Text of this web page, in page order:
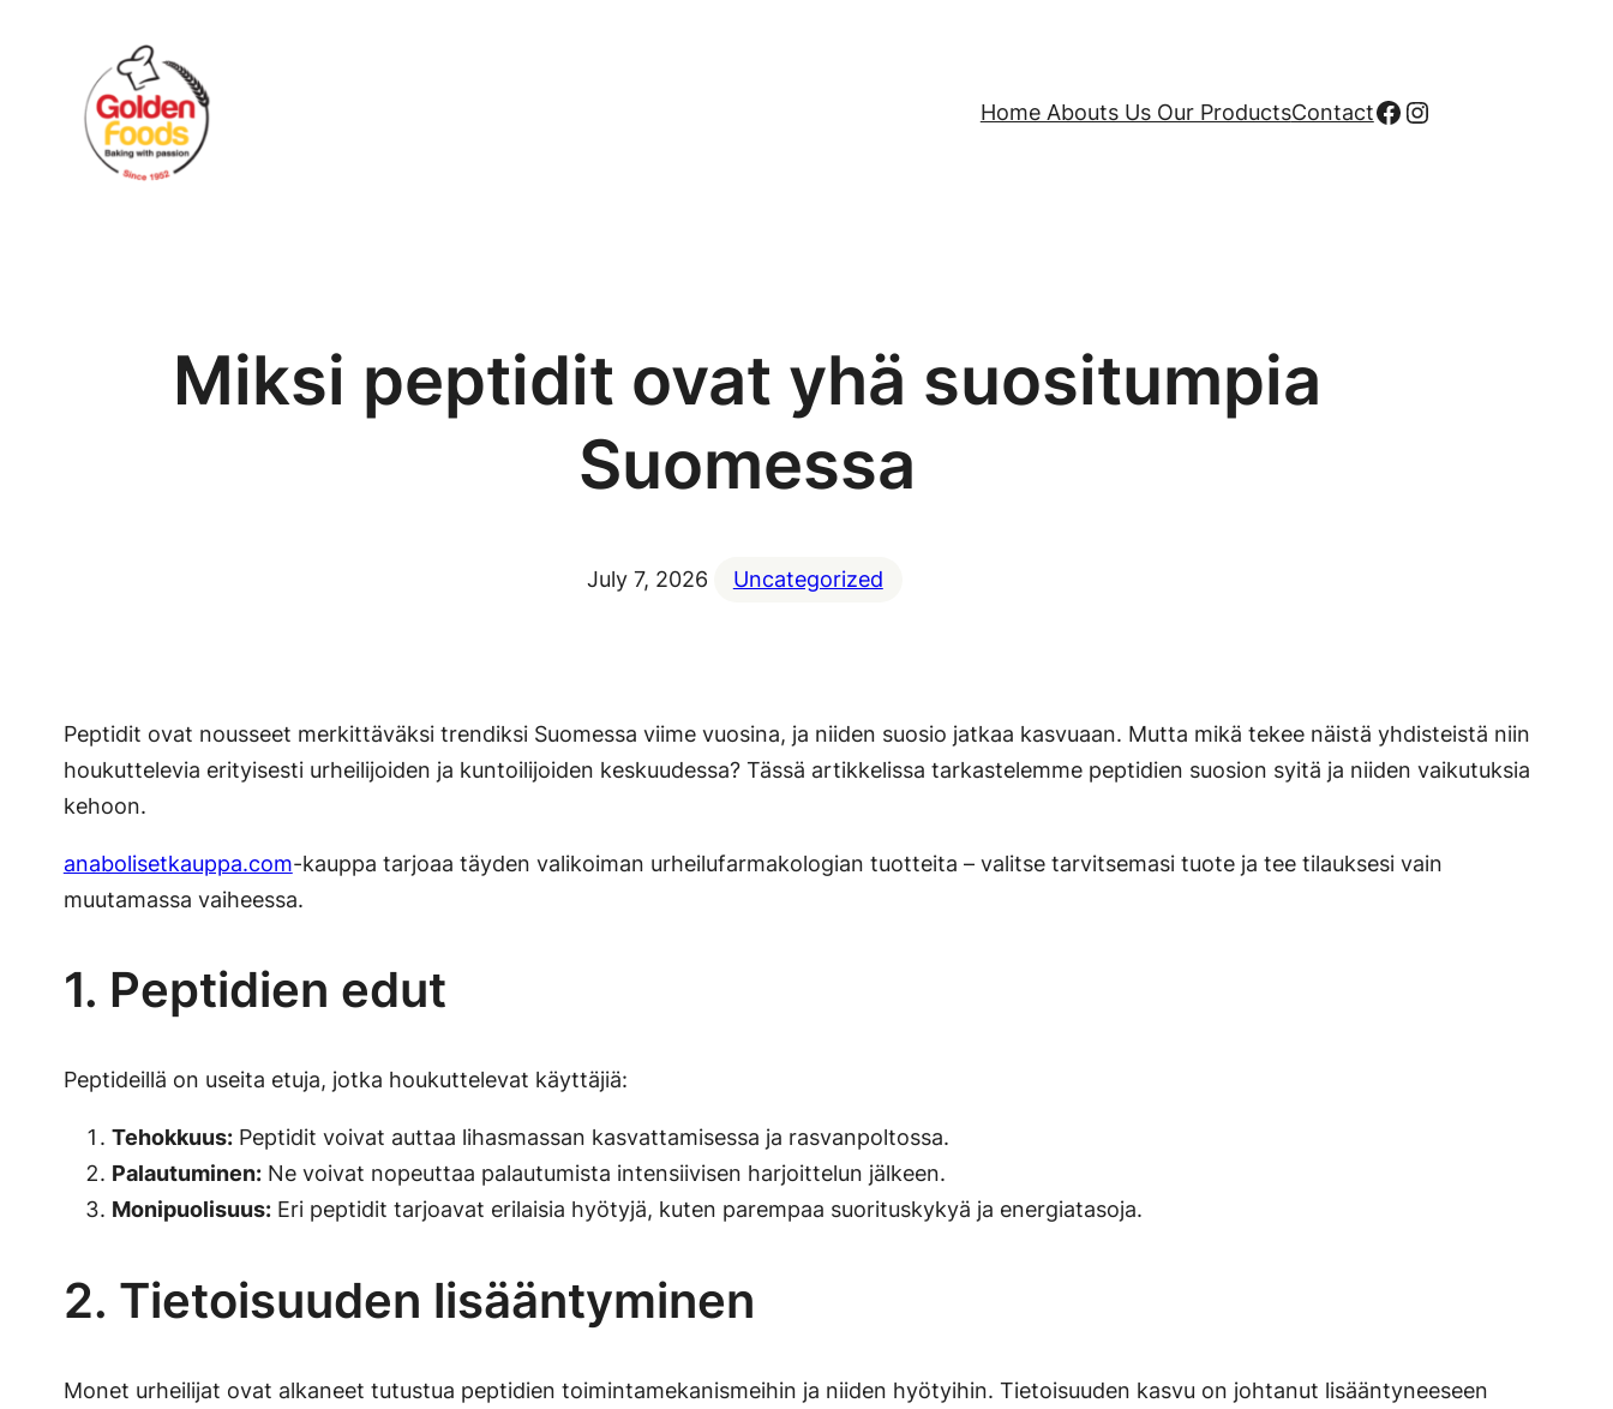
content
Home Abouts Us Our ProductsContactFacebook
Instagram
Miksi peptidit ovat yhä suositumpia
Suomessa
July 7, 2026 Uncategorized
Peptidit ovat nousseet merkittäväksi trendiksi Suomessa viime vuosina, ja niiden suosio jatkaa kasvuaan. Mutta mikä tekee näistä yhdisteistä niin
houkuttelevia erityisesti urheilijoiden ja kuntoilijoiden keskuudessa? Tässä artikkelissa tarkastelemme peptidien suosion syitä ja niiden vaikutuksia
kehoon.
anabolisetkauppa.com-kauppa tarjoaa täyden valikoiman urheilufarmakologian tuotteita – valitse tarvitsemasi tuote ja tee tilauksesi vain
muutamassa vaiheessa.
1. Peptidien edut
Peptideillä on useita etuja, jotka houkuttelevat käyttäjiä:
Tehokkuus:Peptidit voivat auttaa lihasmassan kasvattamisessa ja rasvanpoltossa.
Palautuminen:Ne voivat nopeuttaa palautumista intensiivisen harjoittelun jälkeen.
Monipuolisuus:Eri peptidit tarjoavat erilaisia hyötyjä, kuten parempaa suorituskykyä ja energiatasoja.
2. Tietoisuuden lisääntyminen
Monet urheilijat ovat alkaneet tutustua peptidien toimintamekanismeihin ja niiden hyötyihin. Tietoisuuden kasvu on johtanut lisääntyneeseen